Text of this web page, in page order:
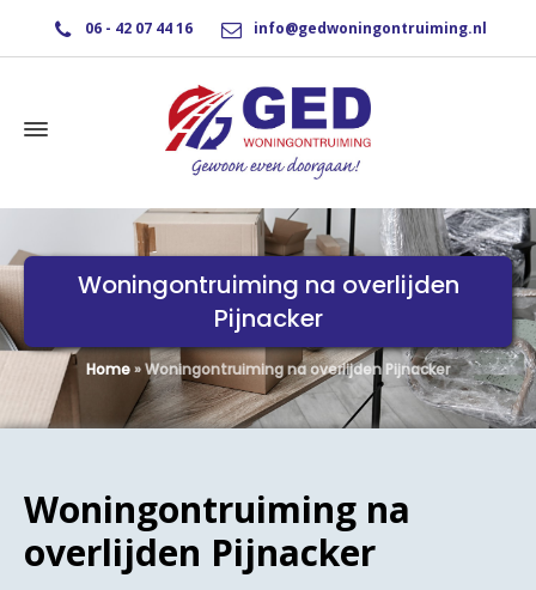
06 - 42 07 44 16 info@gedwoningontruiming.nl
Woningontruiming na overlijden
Pijnacker
Home»Woningontruiming na overlijden Pijnacker
Woningontruiming na
overlijden Pijnacker